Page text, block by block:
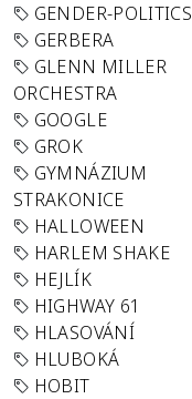
GENDER-POLITICS
GERBERA
GLENN MILLER
ORCHESTRA
GOOGLE
GROK
GYMNÁZIUM
STRAKONICE
HALLOWEEN
HARLEM SHAKE
HEJLÍK
HIGHWAY 61
HLASOVÁNÍ
HLUBOKÁ
HOBIT